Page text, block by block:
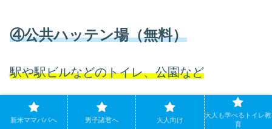
④公共ハッテン場（無料）
駅や駅ビルなどのトイレ、公園など
お金を払わないところ です。
新米ママパパへ 男子諸君へ 大人向け
大人も学べるトイレ教
育